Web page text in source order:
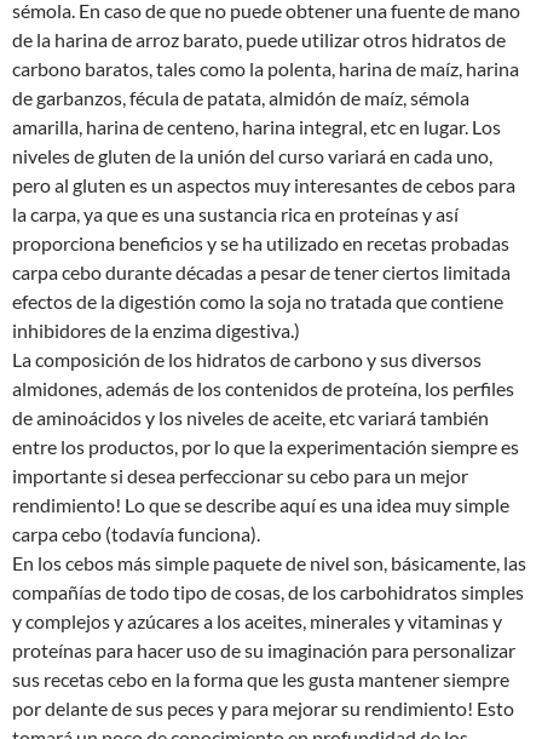
sémola. En caso de que no puede obtener una fuente de mano
de la harina de arroz barato, puede utilizar otros hidratos de
carbono baratos, tales como la polenta, harina de maíz, harina
de garbanzos, fécula de patata, almidón de maíz, sémola
amarilla, harina de centeno, harina integral, etc en lugar. Los
niveles de gluten de la unión del curso variará en cada uno,
pero al gluten es un aspectos muy interesantes de cebos para
la carpa, ya que es una sustancia rica en proteínas y así
proporciona beneficios y se ha utilizado en recetas probadas
carpa cebo durante décadas a pesar de tener ciertos limitada
efectos de la digestión como la soja no tratada que contiene
inhibidores de la enzima digestiva.)
La composición de los hidratos de carbono y sus diversos
almidones, además de los contenidos de proteína, los perfiles
de aminoácidos y los niveles de aceite, etc variará también
entre los productos, por lo que la experimentación siempre es
importante si desea perfeccionar su cebo para un mejor
rendimiento! Lo que se describe aquí es una idea muy simple
carpa cebo (todavía funciona).
En los cebos más simple paquete de nivel son, básicamente, las
compañías de todo tipo de cosas, de los carbohidratos simples
y complejos y azúcares a los aceites, minerales y vitaminas y
proteínas para hacer uso de su imaginación para personalizar
sus recetas cebo en la forma que les gusta mantener siempre
por delante de sus peces y para mejorar su rendimiento! Esto